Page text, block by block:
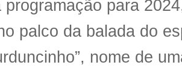
para
palco da balada do
nome de